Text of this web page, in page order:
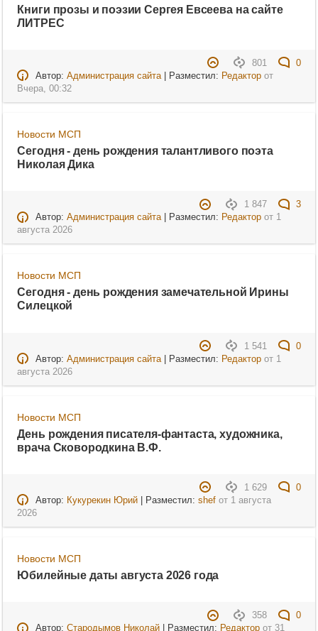
Книги прозы и поэзии Сергея Евсеева на сайте
ЛИТРЕС
801
0
Автор: Администрация сайта| Разместил: Редакторот
Вчера, 00:32
Новости МСП
Сегодня - день рождения талантливого поэта
Николая Дика
1 847
3
Автор: Администрация сайта| Разместил: Редакторот 1
августа 2026
Новости МСП
Сегодня - день рождения замечательной Ирины
Силецкой
1 541
0
Автор: Администрация сайта| Разместил: Редакторот 1
августа 2026
Новости МСП
День рождения писателя-фантаста, художника,
врача Сковородкина В.Ф.
1 629
0
Автор: Кукурекин Юрий| Разместил: shefот 1 августа
2026
Новости МСП
Юбилейные даты августа 2026 года
358
0
Автор: Стародымов Николай| Разместил: Редакторот 31